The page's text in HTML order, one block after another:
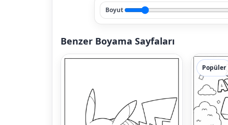
Boyut
Benzer Boyama Sayfaları
Popüler